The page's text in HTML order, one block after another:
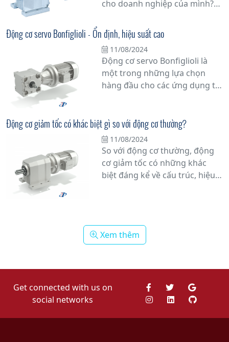
cho doanh nghiệp của mình?
động cơ giảm tốc 3 pha từ nhà
phân phối Bonfiglioli tại Việt
Nam. Với hơn 60 năm kinh
nghiệm trong ngành công
nghiệp, Bonfiglioli đã khẳng
định vị thế của mình như một
phẩm truyền động.
Động cơ servo Bonfiglioli - Ổn định, hiệu suất cao
11/08/2024
Động cơ servo Bonfiglioli là
một trong những lựa chọn
hàng đầu cho các ứng dụng tự
của nó. Với thiết kế không chổi
than tiên tiến, động cơ này
mang lại độ chính xác và đáng
tin cậy trong môi trường làm
việc khắc nghiệt.
Động cơ giảm tốc có khác biệt gì so với động cơ thường?
11/08/2024
So với động cơ thường, động
cơ giảm tốc có những khác
biệt đáng kể về cấu trúc, hiệu
Xem thêm
Get connected with us on
social networks